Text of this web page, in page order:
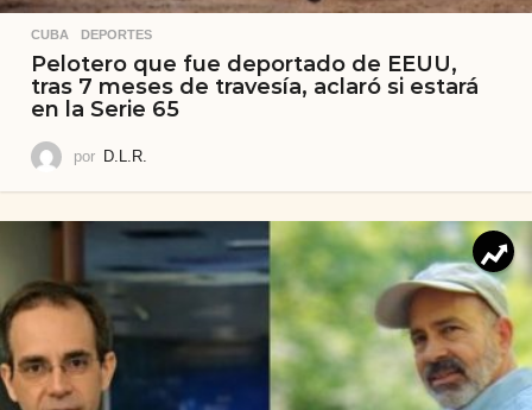
CUBA ,DEPORTES
Pelotero que fue deportado de EEUU,
tras 7 meses de travesía, aclaró si estará
en la Serie 65
por D.L.R.